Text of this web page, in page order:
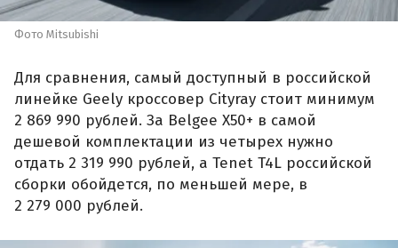
Фото Mitsubishi
Для сравнения, самый доступный в российской
линейке Geely кроссовер Cityray стоит минимум
2 869 990 рублей. За Belgee X50+ в самой
дешевой комплектации из четырех нужно
отдать 2 319 990 рублей, а Tenet T4L российской
сборки обойдется, по меньшей мере, в
2 279 000 рублей.